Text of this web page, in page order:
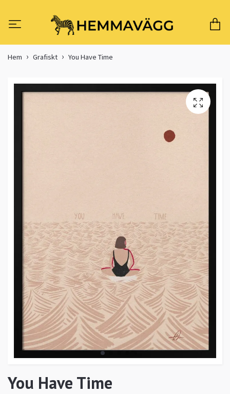
Hem Grafiskt You Have Time
You Have Time